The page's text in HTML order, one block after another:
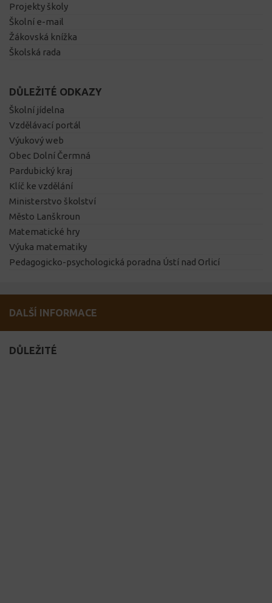
Projekty školy
Školní e-mail
Žákovská knížka
Školská rada
DŮLEŽITÉ ODKAZY
Školní jídelna
Vzdělávací portál
Výukový web
Obec Dolní Čermná
Pardubický kraj
Klíč ke vzdělání
Ministerstvo školství
Město Lanškroun
Matematické hry
Výuka matematiky
Pedagogicko-psychologická poradna Ústí nad Orlicí
DALŠÍ INFORMACE
DŮLEŽITÉ